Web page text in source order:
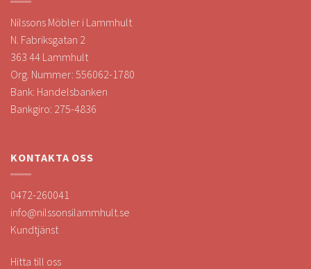
Nilssons Möbler i Lammhult
N. Fabriksgatan 2
363 44 Lammhult
Org. Nummer: 556062-1780
Bank: Handelsbanken
Bankgiro: 275-4836
KONTAKTA OSS
0472-260041
info@nilssonsilammhult.se
Kundtjänst
Hitta till oss